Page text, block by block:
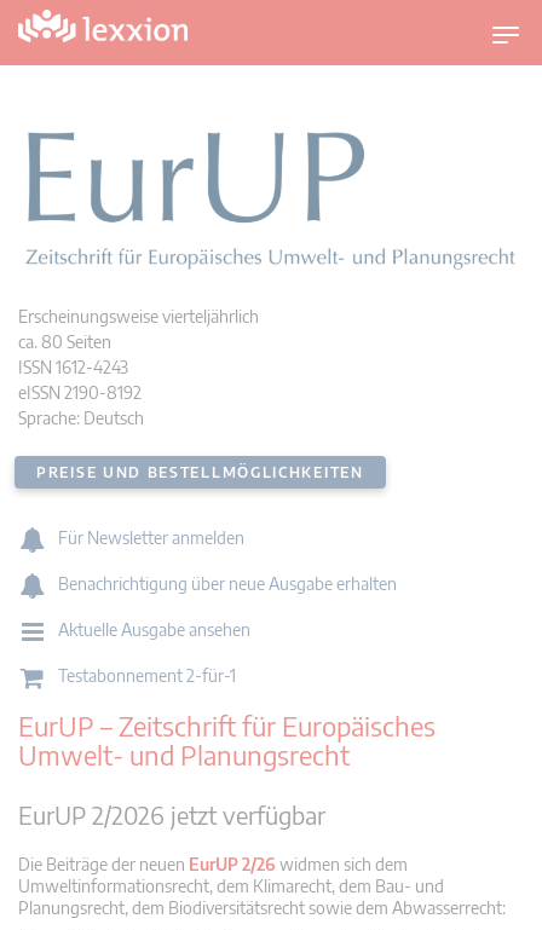
U
m
a
Erscheinungsweise vierteljährlich
ca. 80 Seiten
ISSN 1612-4243
eISSN 2190-8192
Sprache: Deutsch
PREISE UND BESTELLMÖGLICHKEITEN
Für Newsletter anmelden
Benachrichtigung über neue Ausgabe erhalten
Aktuelle Ausgabe ansehen
Testabonnement 2-für-1
EurUP – Zeitschrift für Europäisches
Umwelt- und Planungsrecht
EurUP 2/2026 jetzt verfügbar
Die Beiträge der neuen EurUP 2/26 widmen sich dem
Umweltinformationsrecht, dem Klimarecht, dem Bau- und
Planungsrecht, dem Biodiversitätsrecht sowie dem Abwasserrecht: